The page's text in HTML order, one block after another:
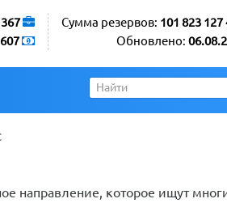
Сумма резервов: 101 823 127
Обновлено:
607
направление, которое ищут